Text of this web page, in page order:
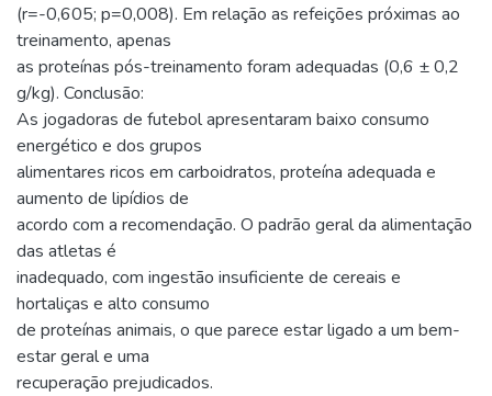
(r=-0,605; p=0,008). Em relação as refeições próximas ao
treinamento, apenas
as proteínas pós-treinamento foram adequadas (0,6 ± 0,2
g/kg). Conclusão:
As jogadoras de futebol apresentaram baixo consumo
energético e dos grupos
alimentares ricos em carboidratos, proteína adequada e
aumento de lipídios de
acordo com a recomendação. O padrão geral da alimentação
das atletas é
inadequado, com ingestão insuficiente de cereais e
hortaliças e alto consumo
de proteínas animais, o que parece estar ligado a um bem-
estar geral e uma
recuperação prejudicados.